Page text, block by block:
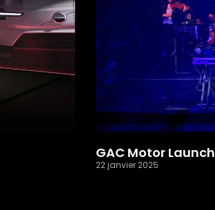
GAC Motor Launch
22 janvier 2025